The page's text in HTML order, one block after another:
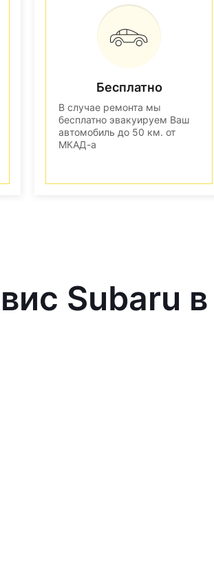
Бесплатно
В случае ремонта мы
бесплатно эвакуируем Ваш
автомобиль до 50 км. от
МКАД-а
Subaru